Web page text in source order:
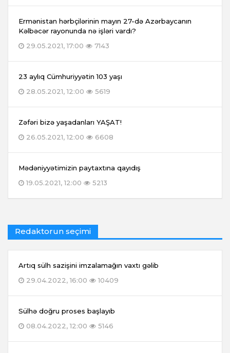
Ermənistan hərbçilərinin mayın 27-də Azərbaycanın
Kəlbəcər rayonunda nə işləri vardı?
29.05.2021, 17:00
7143
23 aylıq Cümhuriyyətin 103 yaşı
28.05.2021, 12:00
5619
Zəfəri bizə yaşadanları YAŞAT!
26.05.2021, 12:00
6608
Mədəniyyətimizin paytaxtına qayıdış
19.05.2021, 12:00
5213
Redaktorun seçimi
Artıq sülh sazişini imzalamağın vaxtı gəlib
29.04.2022, 16:00
10409
Sülhə doğru proses başlayıb
08.04.2022, 12:00
5146